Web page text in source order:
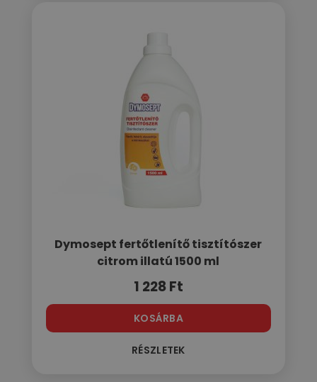
Dymosept fertőtlenítő tisztítószer
citrom illatú 1500 ml
1 228Ft
KOSÁRBA
RÉSZLETEK